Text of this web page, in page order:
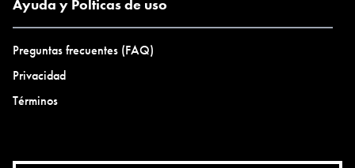
Ayuda y Polticas de uso
Preguntas frecuentes (FAQ)
Privacidad
Términos